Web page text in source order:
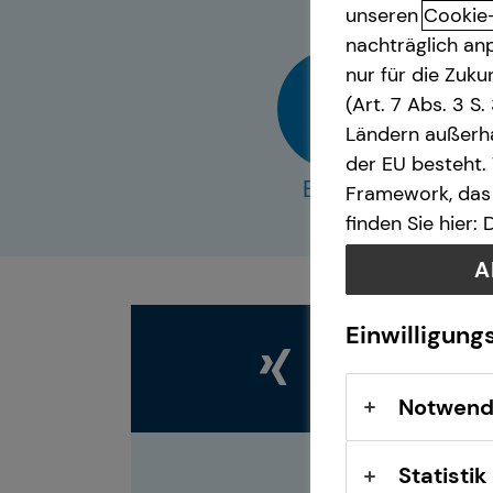
E-Mail
unseren
nachträglich
nur für die
(Art. 7 Abs. 3
Ländern
der EU besteht.
Framework,
finden Sie hier:
Statistik